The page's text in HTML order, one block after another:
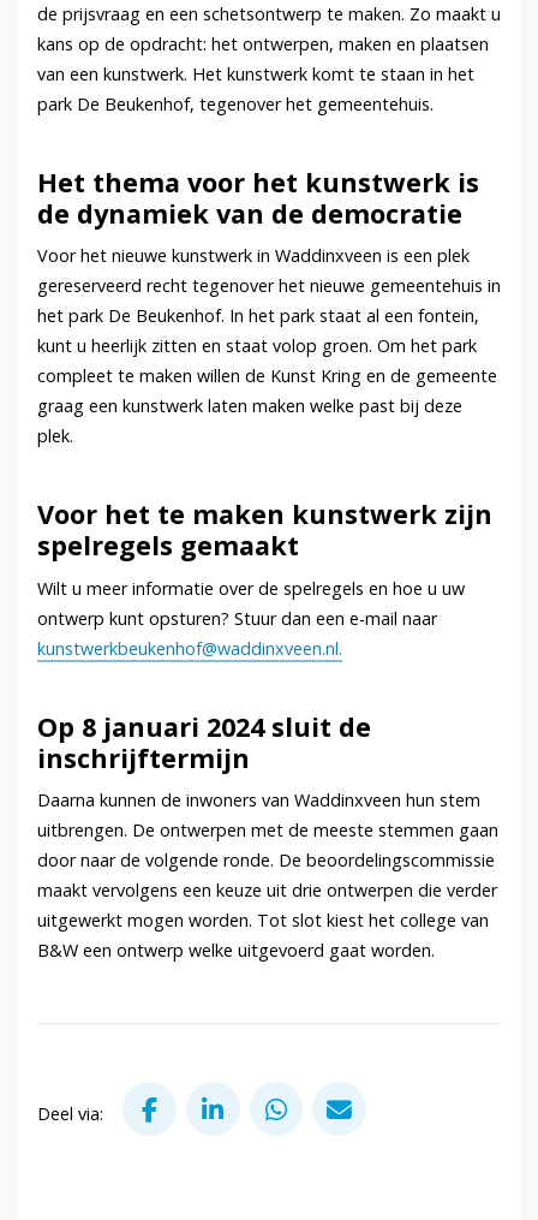
de prijsvraag en een schetsontwerp te maken. Zo maakt u
kans op de opdracht: het ontwerpen, maken en plaatsen
van een kunstwerk. Het kunstwerk komt te staan in het
park De Beukenhof, tegenover het gemeentehuis.
Het thema voor het kunstwerk is
de dynamiek van de democratie
Voor het nieuwe kunstwerk in Waddinxveen is een plek
gereserveerd recht tegenover het nieuwe gemeentehuis in
het park De Beukenhof. In het park staat al een fontein,
kunt u heerlijk zitten en staat volop groen. Om het park
compleet te maken willen de Kunst Kring en de gemeente
graag een kunstwerk laten maken welke past bij deze
plek.
Voor het te maken kunstwerk zijn
spelregels gemaakt
Wilt u meer informatie over de spelregels en hoe u uw
ontwerp kunt opsturen? Stuur dan een e-mail naar
kunstwerkbeukenhof@waddinxveen.nl.
Op 8 januari 2024 sluit de
inschrijftermijn
Daarna kunnen de inwoners van Waddinxveen hun stem
uitbrengen. De ontwerpen met de meeste stemmen gaan
door naar de volgende ronde. De beoordelingscommissie
maakt vervolgens een keuze uit drie ontwerpen die verder
uitgewerkt mogen worden. Tot slot kiest het college van
B&W een ontwerp welke uitgevoerd gaat worden.
Deel via:
Deel via Facebook
Deel via LinkedInDeel via WhatsApp